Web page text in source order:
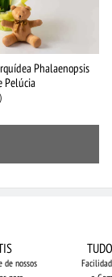
Phalaenopsis
Pelúcia
de nossos